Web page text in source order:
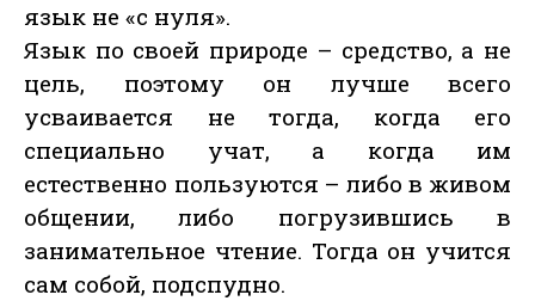
язык не «с нуля».
Язык по своей природе – средство, а не
цель, поэтому он лучше всего
усваивается не тогда, когда его
специально учат, а когда им
естественно пользуются – либо в живом
общении, либо погрузившись в
занимательное чтение. Тогда он учится
сам собой, подспудно.